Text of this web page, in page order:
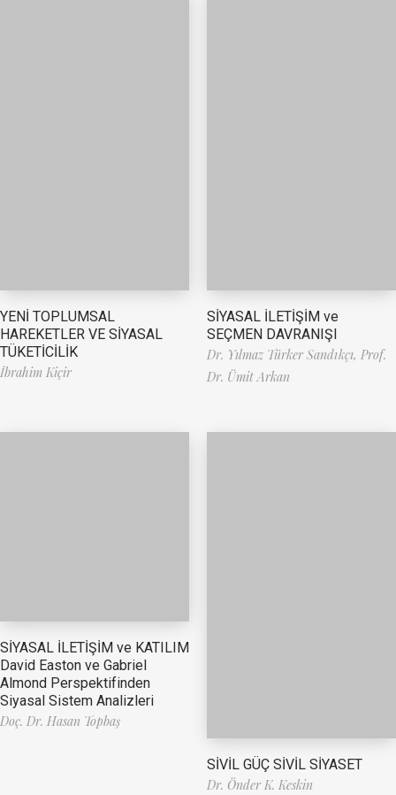
YENİ TOPLUMSAL
HAREKETLER VE SİYASAL
TÜKETİCİLİK
İbrahim Kiçir
SİYASAL İLETİŞİM ve
SEÇMEN DAVRANIŞI
Dr. Yılmaz Türker Sandıkçı, Prof.
Dr. Ümit Arkan
SİYASAL İLETİŞİM ve KATILIM
David Easton ve Gabriel
Almond Perspektifinden
Siyasal Sistem Analizleri
Doç. Dr. Hasan Topbaş
SİVİL GÜÇ SİVİL SİYASET
Dr. Önder K. Keskin